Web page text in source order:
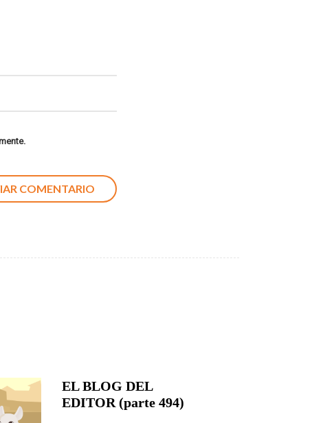
EL BLOG DEL
EDITOR (parte 494)